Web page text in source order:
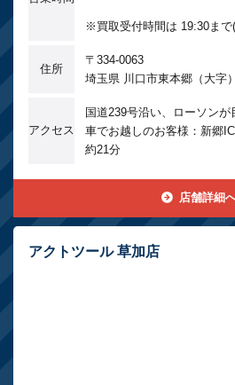
※買取受付時間は 19:30まで
住所
〒334-0063
埼玉県 川口市東本郷（大字
アクセス
国道239号沿い、ローソンが
車でお越しのお客様：新郷
約21分
店舗詳細
アクトツール 草加店